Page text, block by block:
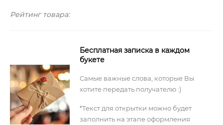
Рейтинг товара:
Бесплатная записка в каждом
букете
Самые важные слова, которые Вы
хотите передать получателю :)
*Текст для открытки можно будет
заполнить на этапе оформления